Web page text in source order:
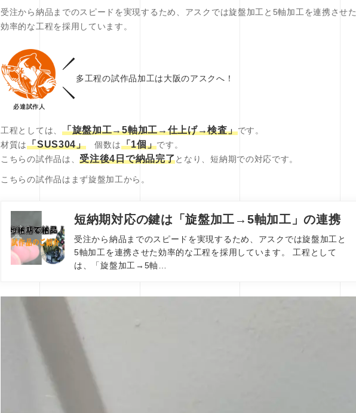
受注から納品までのスピードを実現するため、アスクでは旋盤加工と5軸加工を連携させた
効率的な工程を採用しています。
必達試作人
多工程の試作品加工は大阪のアスクへ！
工程としては、 「旋盤加工→5軸加工→仕上げ→検査」です。
材質は「SUS304」個数は「1個」です。
こちらの試作品は、受注後4日で納品完了となり、短納期での対応です。
こちらの試作品はまず旋盤加工から。
短納期対応の鍵は「旋盤加工→5軸加工」の連携
受注から納品までのスピードを実現するため、アスクでは旋盤加工と
5軸加工を連携させた効率的な工程を採用しています。 工程として
は、「旋盤加工→5軸…